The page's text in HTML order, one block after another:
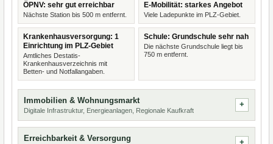
ÖPNV: sehr gut erreichbar
Nächste Station bis 500 m entfernt.
E-Mobilität: starkes Angebot
Viele Ladepunkte im PLZ-Gebiet.
Krankenhausversorgung: 1
Einrichtung im PLZ-Gebiet
Amtliches Destatis-
Krankenhausverzeichnis mit
Betten- und Notfallangaben.
Schule: Grundschule sehr nah
Die nächste Grundschule liegt bis
750 m entfernt.
Immobilien & Wohnungsmarkt
Digitale Infrastruktur, Energieanlagen, Regionale Kaufkraft
Erreichbarkeit & Versorgung